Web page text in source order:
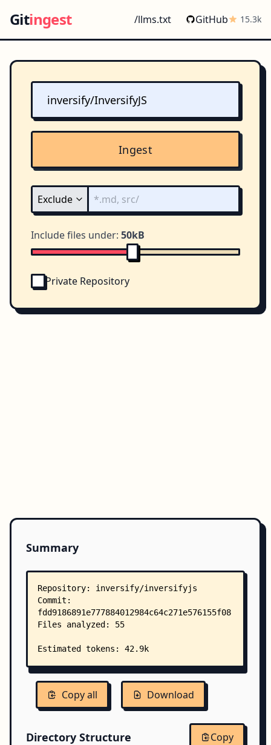
Gitingest /llms.txt GitHub 15.3k
Ingest
Include files under: 50kB
Private Repository
Summary
Copy all Download
Directory Structure Copy